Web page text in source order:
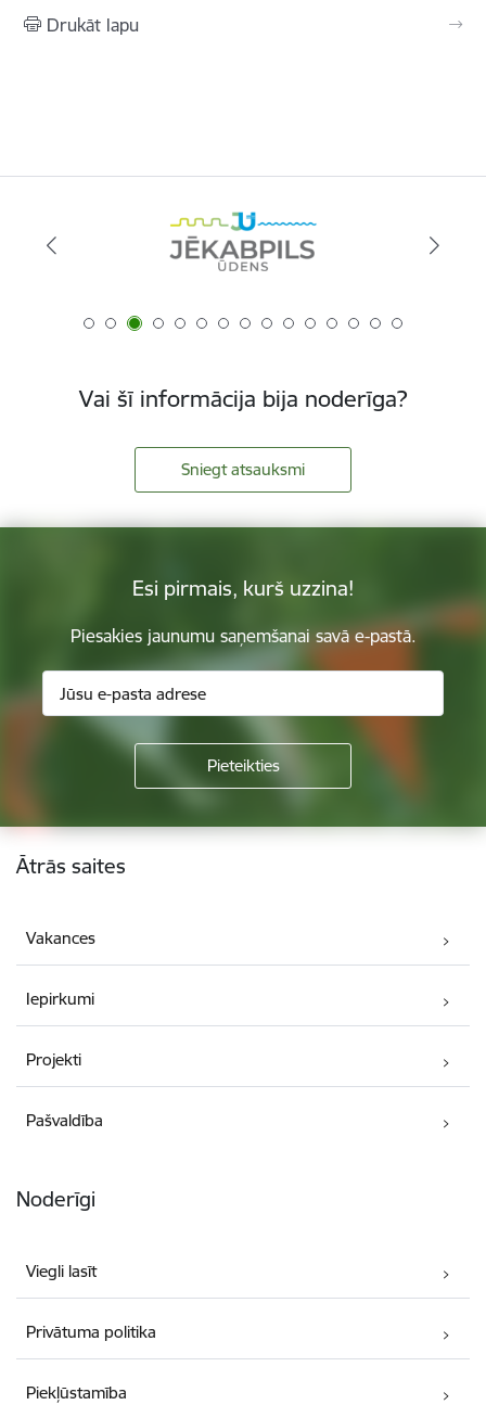
Drukāt lapu
Vai šī informācija bija noderīga?
Sniegt atsauksmi
Esi pirmais, kurš uzzina!
Piesakies jaunumu saņemšanai savā e-pastā.
Kājene
Ātrās saites
Vakances
Iepirkumi
Projekti
Pašvaldība
Noderīgi
Viegli lasīt
Privātuma politika
Piekļūstamība